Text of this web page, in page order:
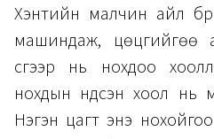
Хэнтийн малчин айл бүр
машиндаж, цөцгийгөө
сүүгээр нь нохдоо
нохдын үндсэн хоол нь
Нэгэн цагт энэ